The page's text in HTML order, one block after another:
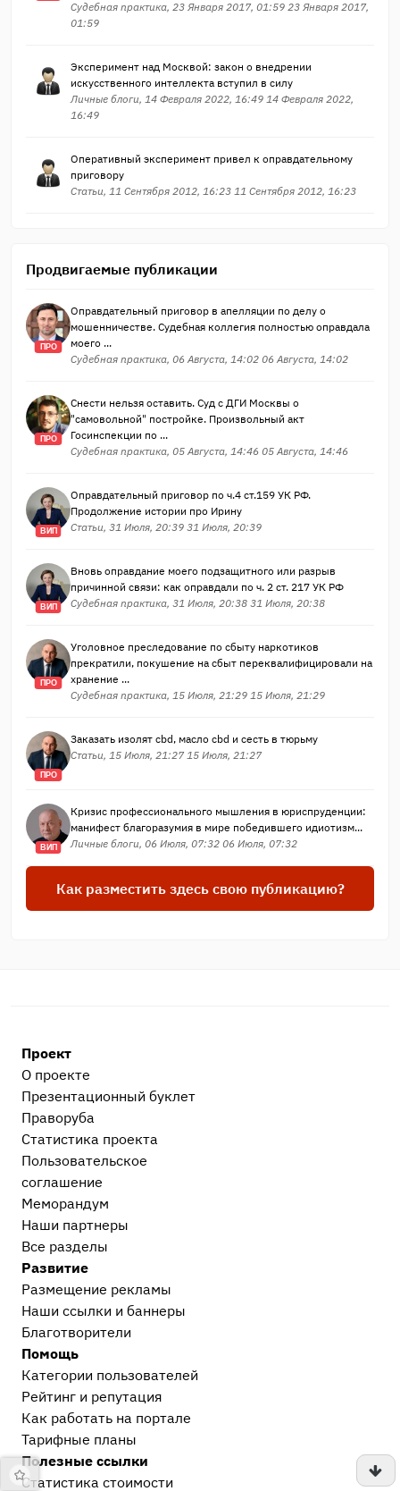
Судебная практика, 23 Января 2017, 01:59 23 Января 2017,
01:59
Эксперимент над Москвой: закон о внедрении
искусственного интеллекта вступил в силу
Личные блоги, 14 Февраля 2022, 16:49 14 Февраля 2022,
16:49
Оперативный эксперимент привел к оправдательному
приговору
Статьи, 11 Сентября 2012, 16:23 11 Сентября 2012, 16:23
Продвигаемые публикации
ПРО
Оправдательный приговор в апелляции по делу о
мошенничестве. Судебная коллегия полностью оправдала
моего ...
Судебная практика, 06 Августа, 14:02 06 Августа, 14:02
ПРО
Снести нельзя оставить. Суд с ДГИ Москвы о
"самовольной" постройке. Произвольный акт
Госинспекции по ...
Судебная практика, 05 Августа, 14:46 05 Августа, 14:46
ВИП
Оправдательный приговор по ч.4 ст.159 УК РФ.
Продолжение истории про Ирину
Статьи, 31 Июля, 20:39 31 Июля, 20:39
ВИП
Вновь оправдание моего подзащитного или разрыв
причинной связи: как оправдали по ч. 2 ст. 217 УК РФ
Судебная практика, 31 Июля, 20:38 31 Июля, 20:38
ПРО
Уголовное преследование по сбыту наркотиков
прекратили, покушение на сбыт переквалифицировали на
хранение ...
Судебная практика, 15 Июля, 21:29 15 Июля, 21:29
ПРО
Заказать изолят cbd, масло cbd и сесть в тюрьму
Статьи, 15 Июля, 21:27 15 Июля, 21:27
ВИП
Кризис профессионального мышления в юриспруденции:
манифест благоразумия в мире победившего идиотизм...
Личные блоги, 06 Июля, 07:32 06 Июля, 07:32
Как разместить здесь свою публикацию?
Проект
О проекте
Презентационный букл​ет
Праворуба
Статистика проекта
Пользовательское
соглашение
Меморандум
Наши партнеры
Все разделы
Развитие
Размещение рекламы
Наши ссылки и баннеры
Благотворители
Помощь
Категории пользователей
Рейтинг и репутация
Как работать на портале
Тарифные планы
Полезные ссылки
Статистика стоимости